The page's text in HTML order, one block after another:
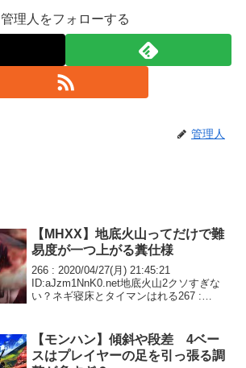
管理人をフォローする
管理人
【MHXX】地底火山ってだけで難
易度が一つ上がる糞仕様
266 : 2020/04/27(月) 21:45:21
ID:aJzm1NnK0.net地底火山2クソすぎな
い？ネギ寝床とタイマンはれる267 :
【モンハン】傾斜や段差 4ベー
スはプレイヤーの足を引っ張る調